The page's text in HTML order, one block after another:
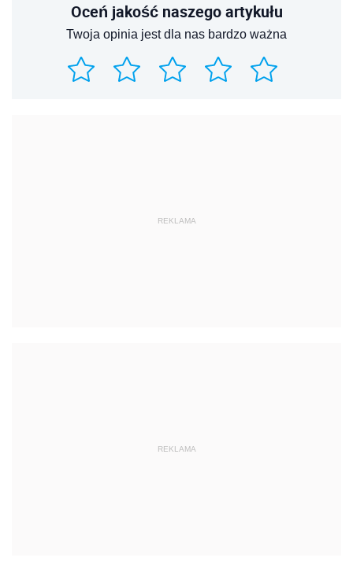
Oceń jakość naszego artykułu
Twoja opinia jest dla nas bardzo ważna
REKLAMA
REKLAMA